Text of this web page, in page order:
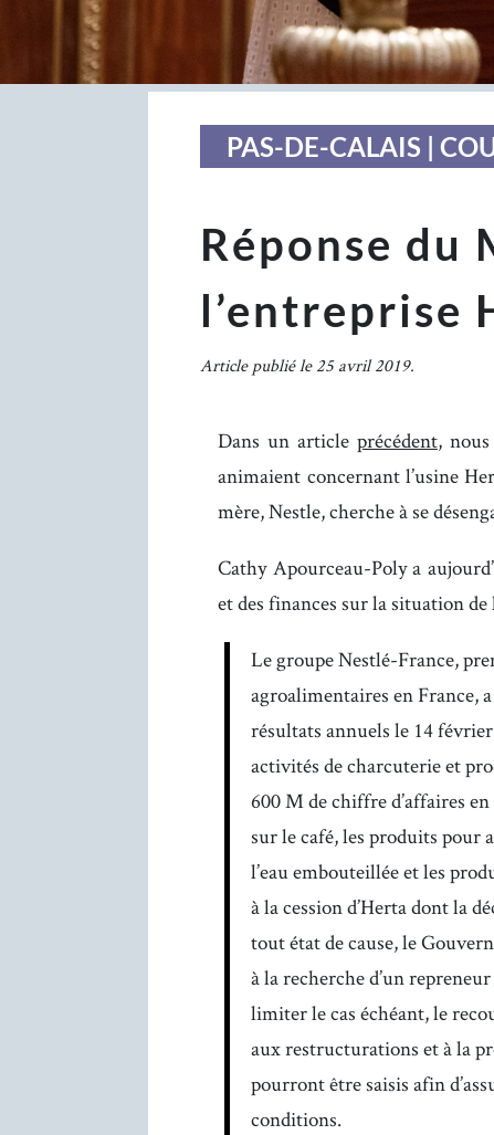
PAS-DE-CALAIS |
Réponse du
l’entreprise
Article publié le 25 avril 2019.
Dans un article précédent,
animaient concernant l’usine
mère, Nestle, cherche à se
Cathy Apourceau-Poly a
et des finances sur la situation de
Le groupe Nestlé-France,
agroalimentaires en France,
résultats annuels le 14
activités de charcuterie et
600 M de chiffre d’affaires
sur le café, les produits
l’eau embouteillée et les
à la cession d’Herta dont la
tout état de cause, le
à la recherche d’un
limiter le cas échéant, le
aux restructurations et à la
pourront être saisis afin
conditions.